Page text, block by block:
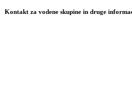
Kontakt za vodene skupine in druge